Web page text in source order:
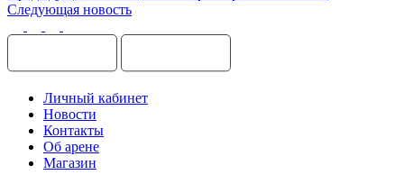
Следующая новость
Личный кабинет
Новости
Контакты
Об арене
Магазин